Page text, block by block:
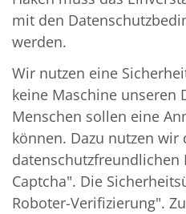
mit den
werden.
Wir nutzen eine
keine Maschine unseren
Menschen sollen eine
können. Dazu nutzen wir
datenschutzfreundlichen
Captcha". Die
Roboter-Verifizierung".